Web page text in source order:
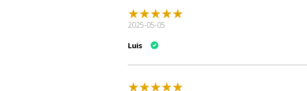
2025-05-05
Luis